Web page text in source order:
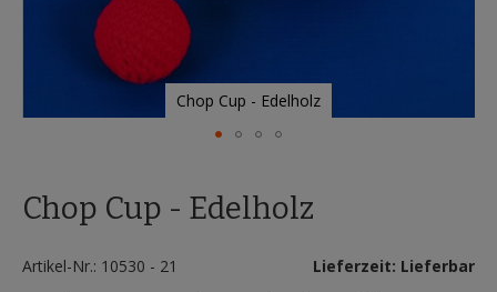
Chop Cup - Edelholz
der
Bildergalerie
Chop Cup - Edelholz
Artikel-Nr.: 10530 - 21
Lieferzeit: Lieferbar